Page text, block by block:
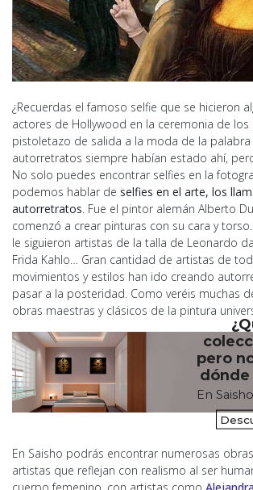
¿Recuerdas el famoso selfie que se hicieron
actores de Hollywood en la ceremonia de los
pistoletazo de salida a la moda de la palabra
autorretratos siempre habían estado ahí,
No solo puedes encontrar selfies en la
podemos hablar de selfies en el arte, los
autorretratos. Fue el pintor alemán Alberto
comenzó a crear pinturas con su cara y
le siguieron artistas de la talla de Leonardo
Frida Kahlo… Gran cantidad de artistas de
movimientos y estilos han ido creando
pasar a la posteridad. Como veréis muchas
obras maestras y clásicos de la pintura
pero
dónde
En
En Saisho podrás encontrar numerosas
artistas que reflejan con realismo al ser